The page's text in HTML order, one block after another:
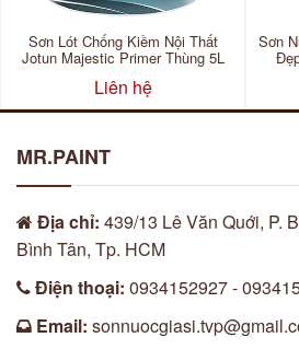
Sơn Lót Chống Kiềm Nội Thất
Jotun Majestic Primer Thùng 5L
Liên hệ
Sơn
MR.PAINT
Địa chỉ: 439/13 Lê Văn Quới, P.
Bình Tân, Tp. HCM
Điện thoại: 0934152927 -
Email: